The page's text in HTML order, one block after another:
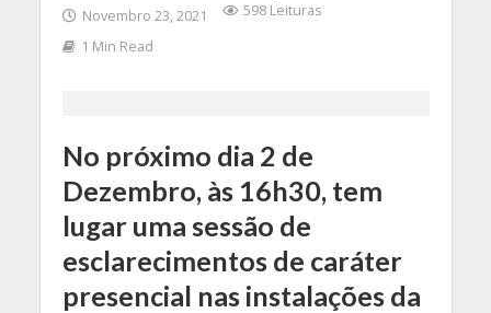
Novembro 23, 2021
598 Leituras
1 Min Read
No próximo dia 2 de
Dezembro, às 16h30, tem
lugar uma sessão de
esclarecimentos de caráter
presencial nas instalações da